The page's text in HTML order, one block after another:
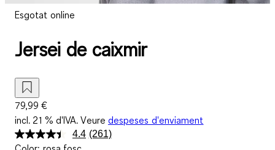
Esgotat online
Jersei de caixmir
79,99 €
incl. 21 % d'IVA. Veure despeses d'enviament
4.4 Llegeix
(261)